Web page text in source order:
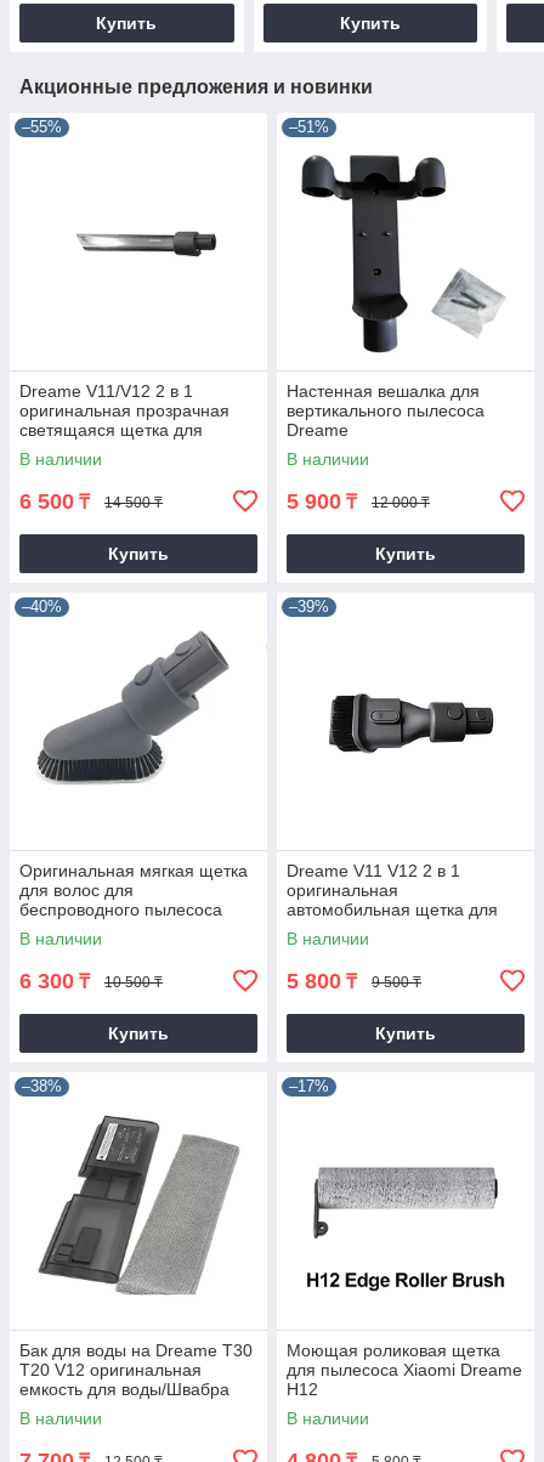
Купить Купить
Акционные предложения и новинки
–55%
Dreame V11/V12 2 в 1
оригинальная прозрачная
светящаяся щетка для
удаления пыли
В наличии
6 500 ₸ 14 500 ₸
Купить
–51%
Настенная вешалка для
вертикального пылесоса
Dreame
V8/V9/V9p/V10/V11/V12
В наличии
5 900 ₸ 12 000 ₸
Купить
–40%
Оригинальная мягкая щетка
для волос для
беспроводного пылесоса
Dreame V9 V9B V11 V11SET
V12 T10 T20 T30
В наличии
6 300 ₸ 10 500 ₸
Купить
–39%
Dreame V11 V12 2 в 1
оригинальная
автомобильная щетка для
удаления пыли
В наличии
5 800 ₸ 9 500 ₸
Купить
–38%
Бак для воды на Dreame T30
T20 V12 оригинальная
емкость для воды/Швабра
В наличии
–17%
Моющая роликовая щетка
для пылесоса Xiaomi Dreame
H12
В наличии